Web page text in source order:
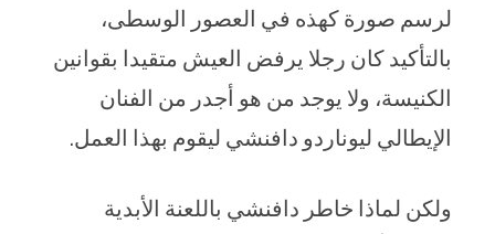
لرسم صورة كهذه في العصور الوسطى،
بالتأكيد كان رجلا يرفض العيش متقيدا بقوانين
الكنيسة، ولا يوجد من هو أجدر من الفنان
الإيطالي ليوناردو دافنشي ليقوم بهذا العمل.
ولكن لماذا خاطر دافنشي باللعنة الأبدية